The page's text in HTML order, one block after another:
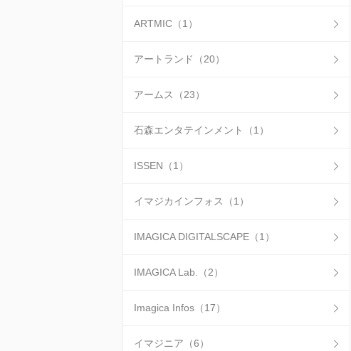
ARTMIC（1）
アートランド（20）
アームス（23）
石森エンタテインメント（1）
ISSEN（1）
イマジカインフォス（1）
IMAGICA DIGITALSCAPE（1）
IMAGICA Lab.（2）
Imagica Infos（17）
イマジニア（6）